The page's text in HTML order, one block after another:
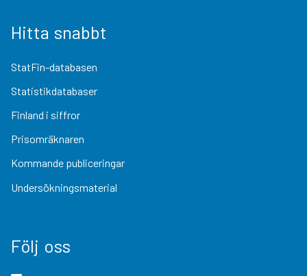
Hitta snabbt
StatFin-databasen
Statistikdatabaser
Finland i siffror
Prisomräknaren
Kommande publiceringar
Undersökningsmaterial
Följ oss